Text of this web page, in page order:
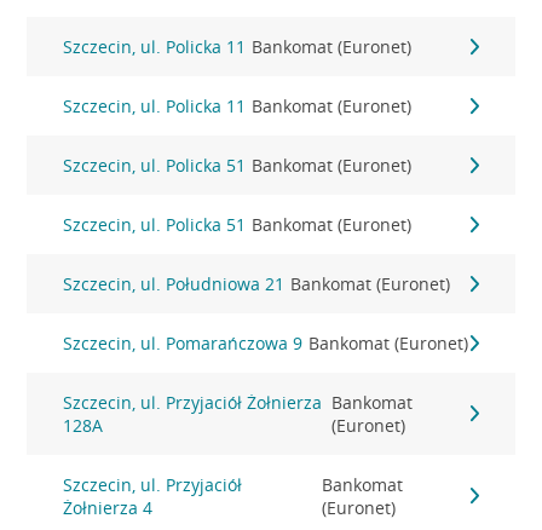
Szczecin, ul. Policka 11 Bankomat (Euronet)
Szczecin, ul. Policka 11 Bankomat (Euronet)
Szczecin, ul. Policka 51 Bankomat (Euronet)
Szczecin, ul. Policka 51 Bankomat (Euronet)
Szczecin, ul. Południowa 21 Bankomat (Euronet)
Szczecin, ul. Pomarańczowa 9 Bankomat (Euronet)
Szczecin, ul. Przyjaciół Żołnierza
128A
Bankomat
(Euronet)
Szczecin, ul. Przyjaciół
Żołnierza 4
Bankomat
(Euronet)